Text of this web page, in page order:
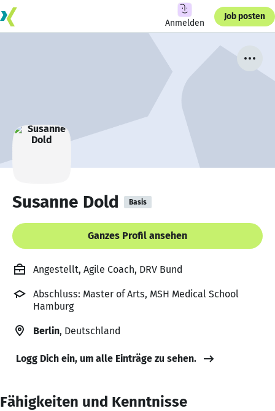
Anmelden
Job posten
Susanne Dold Basis
Ganzes Profil ansehen
Angestellt, Agile Coach, DRV Bund
Abschluss: Master of Arts, MSH Medical School
Hamburg
Berlin, Deutschland
Logg Dich ein, um alle Einträge zu sehen.
Fähigkeiten und Kenntnisse